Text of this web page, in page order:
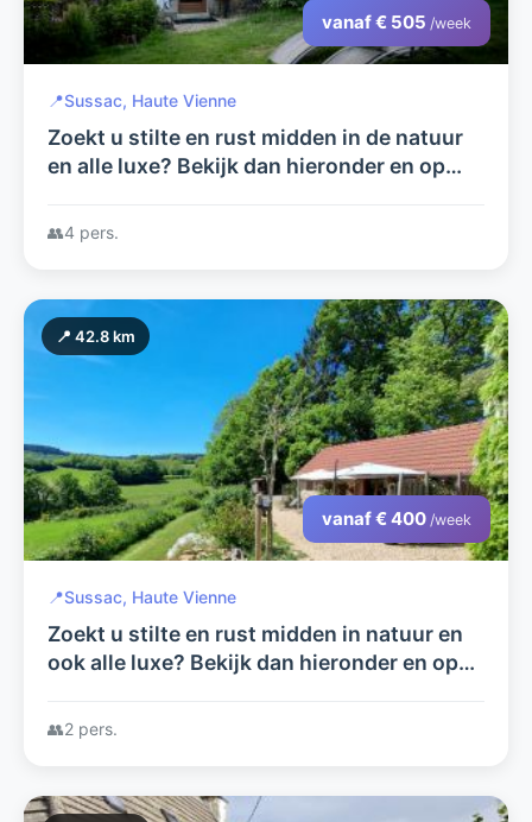
vanaf € 505 /week
📍Sussac, Haute Vienne
Zoekt u stilte en rust midden in de natuur
en alle luxe? Bekijk dan hieronder en op
hebben.
👥4 pers.
📍 42.8 km
vanaf € 400 /week
📍Sussac, Haute Vienne
Zoekt u stilte en rust midden in natuur en
ook alle luxe? Bekijk dan hieronder en op
hebben.
👥2 pers.